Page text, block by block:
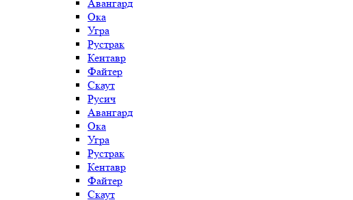
Авангард
Ока
Угра
Рустрак
Кентавр
Файтер
Скаут
Русич
Авангард
Ока
Угра
Рустрак
Кентавр
Файтер
Скаут